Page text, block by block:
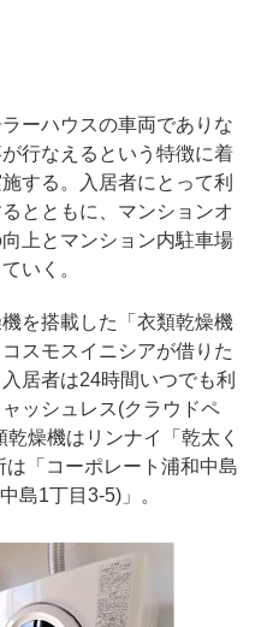
ーハウスの車両でありな
行なえるという特徴に着
する。入居者にとって利
とともに、マンションオ
上とマンション内駐車場
いく。
を搭載した「衣類乾燥機
スモスイニシアが借りた
居者は24時間いつでも利
ッシュレス(クラウドペ
燥機はリンナイ「乾太く
「コーポレート浦和中島
島1丁目3-5)」。